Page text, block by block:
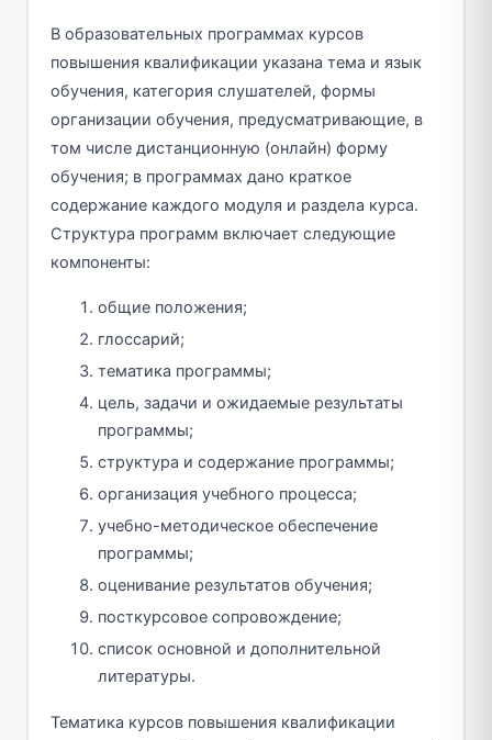
В образовательных программах курсов
повышения квалификации указана тема и язык
обучения, категория слушателей, формы
организации обучения, предусматривающие, в
том числе дистанционную (онлайн) форму
обучения; в программах дано краткое
содержание каждого модуля и раздела курса.
Структура программ включает следующие
компоненты:
общие положения;
глоссарий;
тематика программы;
цель, задачи и ожидаемые результаты
программы;
структура и содержание программы;
организация учебного процесса;
учебно-методическое обеспечение
программы;
оценивание результатов обучения;
посткурсовое сопровождение;
список основной и дополнительной
литературы.
Тематика курсов повышения квалификации